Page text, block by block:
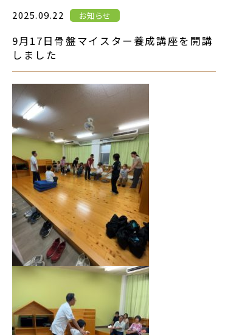
2025.09.22 お知らせ
9月17日骨盤マイスター養成講座を開講
しました